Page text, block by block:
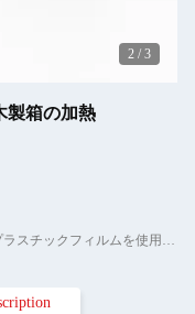
2 / 3
製箱の加熱
パッケージの詳細: アクセルワイヤの包装にはプラスチックフィルムを使用し シャフトワイヤの外包装には木製のパレットを使用します ローリングは閉ざされた木製のケースに包装されています